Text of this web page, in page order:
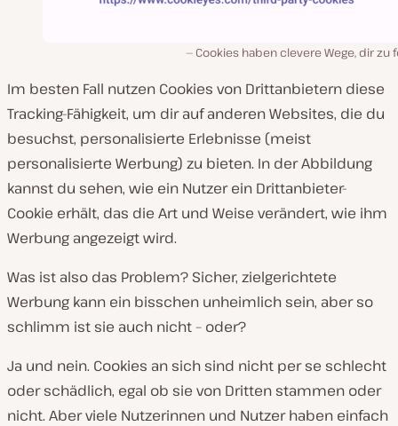
Cookies haben clevere Wege, dir zu
Im besten Fall nutzen Cookies von Drittanbietern diese
Tracking-Fähigkeit, um dir auf anderen Websites, die du
besuchst, personalisierte Erlebnisse (meist
personalisierte Werbung) zu bieten. In der Abbildung
kannst du sehen, wie ein Nutzer ein Drittanbieter-
Cookie erhält, das die Art und Weise verändert, wie ihm
Werbung angezeigt wird.
Was ist also das Problem? Sicher, zielgerichtete
Werbung kann ein bisschen unheimlich sein, aber so
schlimm ist sie auch nicht – oder?
Ja und nein. Cookies an sich sind nicht per se schlecht
oder schädlich, egal ob sie von Dritten stammen oder
nicht. Aber viele Nutzerinnen und Nutzer haben einfach